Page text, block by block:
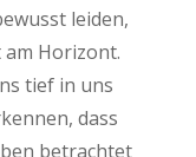
leiden,
am Horizont.
tief in uns
dass
betrachtet